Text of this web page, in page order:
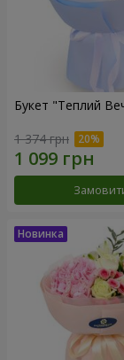
Букет "Теплий
1 374 грн